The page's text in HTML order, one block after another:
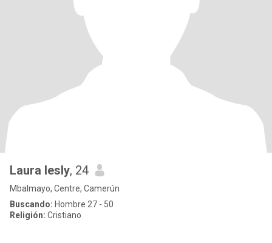
Laura lesly, 24
Mbalmayo, Centre, Camerún
Buscando: Hombre 27 - 50
Religión: Cristiano